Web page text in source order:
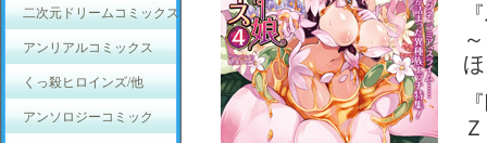
二次元ドリームコミックス
アンリアルコミックス
くっ殺ヒロインズ/他
アンソロジーコミック